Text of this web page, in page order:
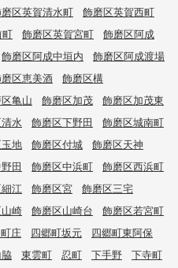
区英賀清水町
飾磨区英賀西町
町 飾磨区英賀宮町
飾磨区阿成
飾磨区阿成中垣内
飾磨区阿成渡場
区恵美酒
飾磨区構
亀山 飾磨区加茂
飾磨区加茂東
水 飾磨区下野田
飾磨区城南町
地 飾磨区付城
飾磨区天神
田 飾磨区中浜町
飾磨区西浜町
江 飾磨区宮
飾磨区三宅
崎 飾磨区山崎台
飾磨区若宮町
庄 四郷町坂元
四郷町東阿保
東雲町 忍町 下手野
下寺町